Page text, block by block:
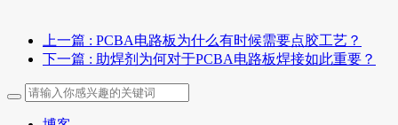
上一篇 : PCBA电路板为什么有时候需要点胶工艺？
下一篇 : 助焊剂为何对于PCBA电路板焊接如此重要？